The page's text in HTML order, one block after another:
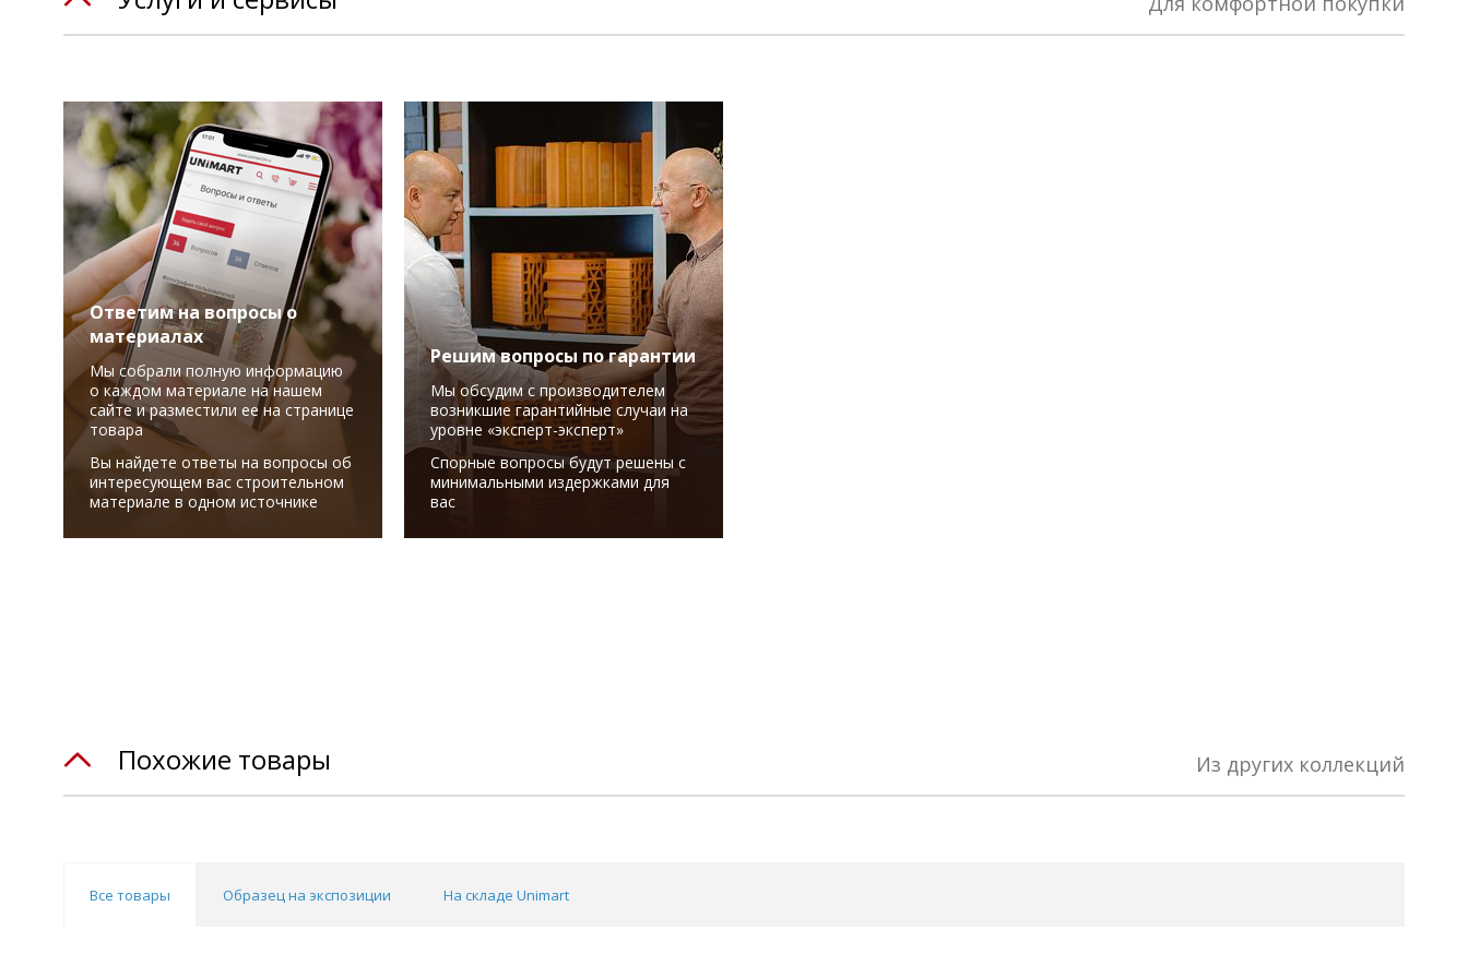
Ответим на вопросы о
материалах
Мы собрали полную информацию
о каждом материале на нашем
сайте и разместили ее на странице
товара
Вы найдете ответы на вопросы об
интересующем вас строительном
материале в одном источнике
Решим вопросы по гарантии
Мы обсудим с производителем
возникшие гарантийные случаи на
уровне «эксперт-эксперт»
Спорные вопросы будут решены с
минимальными издержками для
вас
Из других коллекций
Похожие товары
Все товары Образец на экспозиции На складе Unimart